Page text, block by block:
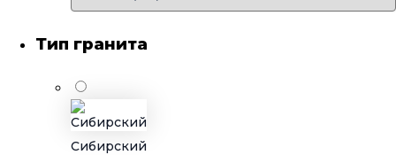
Тип гранита
Сибирский